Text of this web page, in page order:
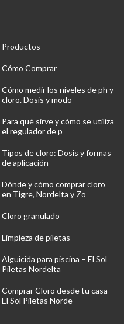
Productos
Cómo Comprar
Cómo medir los niveles de ph y
cloro. Dosis y modo
Para qué sirve y cómo se utiliza
el regulador de p
Tipos de cloro: Dosis y formas
de aplicación
Dónde y cómo comprar cloro
en Tigre, Nordelta y Zo
Cloro granulado
Limpieza de piletas
Alguicida para piscina – El Sol
Piletas Nordelta
Comprar Cloro desde tu casa –
El Sol Piletas Norde